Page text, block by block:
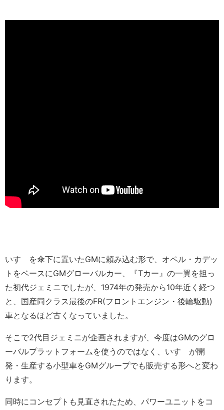
いすゞを傘下に置いたGMに頼み込む形で、オペル・カデッ
トをベースにGMグローバルカー、『Tカー』の一翼を担っ
た初代ジェミニでしたが、1974年の発売から10年近く経つ
と、国産同クラス最後のFR(フロントエンジン・後輪駆動)
車となるほど古くなっていました。
そこで2代目ジェミニが企画されますが、今度はGMのグロ
ーバルプラットフォームを使うのではなく、いすゞが開
発・生産する小型車をGMグループでも販売する形へと変わ
ります。
同時にコンセプトも見直されたため、パワーユニットをコ